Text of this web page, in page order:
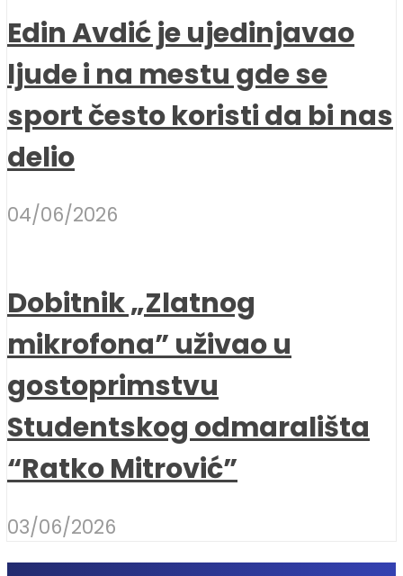
Edin Avdić je ujedinjavao
ljude i na mestu gde se
sport često koristi da bi nas
delio
04/06/2026
Dobitnik „Zlatnog
mikrofona” uživao u
gostoprimstvu
Studentskog odmarališta
“Ratko Mitrović”
03/06/2026